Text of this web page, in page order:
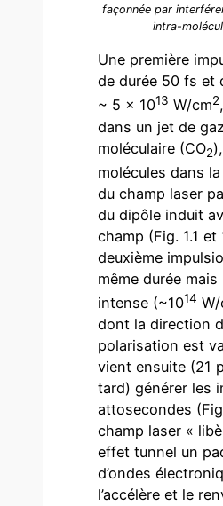
façonnée par
intra-
Une première
de durée 50 fs et
~ 5 x 1013 W/cm2
dans un jet de gaz
moléculaire (CO2
molécules dans
du champ laser
du dipôle induit
champ (Fig. 1.1 et
deuxième
même durée mais
intense (~1014
dont la direction
polarisation est
vient ensuite (21
tard) générer les
attosecondes
champ laser «
effet tunnel un
d’ondes
l’accélère et le